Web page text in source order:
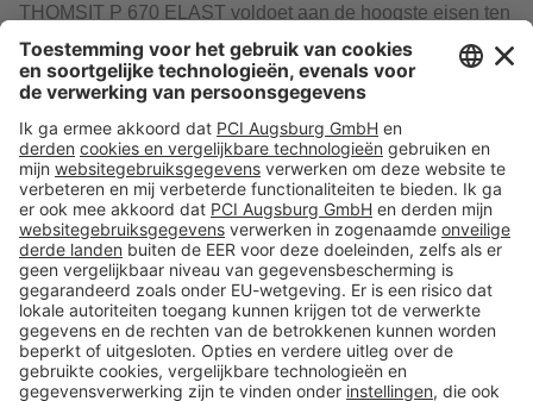
THOMSIT P 670 ELAST voldoet aan de hoogste eisen ten
ruimten en milieu.
Download
Volg ons op:
Producten
Toolbox